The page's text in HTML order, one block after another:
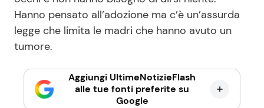
Hanno pensato all’adozione ma c’è un’assurda
legge che limita le madri che hanno avuto un
tumore.
Aggiungi UltimeNotizieFlash
alle tue fonti preferite su
Google